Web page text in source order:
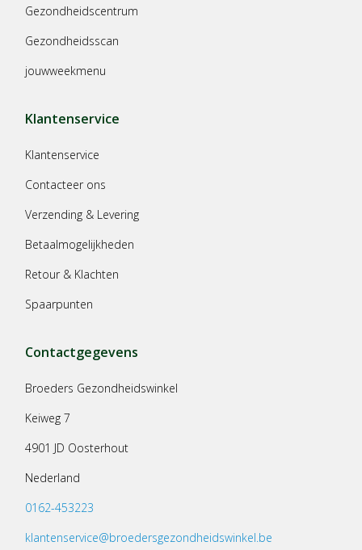
Gezondheidscentrum
Gezondheidsscan
jouwweekmenu
Klantenservice
Klantenservice
Contacteer ons
Verzending & Levering
Betaalmogelijkheden
Retour & Klachten
Spaarpunten
Contactgegevens
Broeders Gezondheidswinkel
Keiweg 7
4901 JD Oosterhout
Nederland
0162-453223
klantenservice@broedersgezondheidswinkel.be